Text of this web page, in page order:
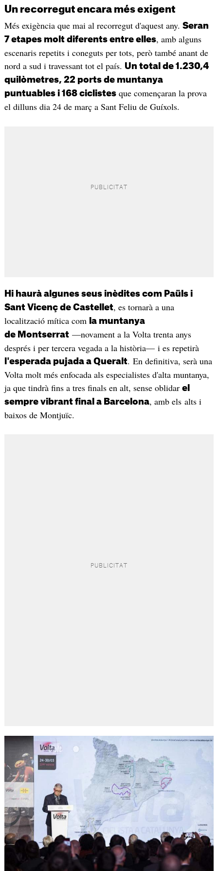
Un recorregut encara més exigent
Més exigència que mai al recorregut d'aquest any. Seran
7 etapes molt diferents entre elles, amb alguns
escenaris repetits i coneguts per tots, però també anant de
nord a sud i travessant tot el país. Un total de 1.230,4
quilòmetres, 22 ports de muntanya
puntuables i 168 ciclistesque començaran la prova
el dilluns dia 24 de març a Sant Feliu de Guíxols.
Hi haurà algunes seus inèdites com Paüls i
Sant Vicenç de Castellet, es tornarà a una
localització mítica com
la muntanya
de Montserrat—novament a la Volta trenta anys
després i per tercera vegada a la història— i es repetirà
l'esperada pujada a Queralt. En definitiva, serà una
Volta molt més enfocada als especialistes d'alta muntanya,
ja que tindrà fins a tres finals en alt, sense oblidar el
sempre vibrant final a Barcelona, amb els alts i
baixos de Montjuïc.